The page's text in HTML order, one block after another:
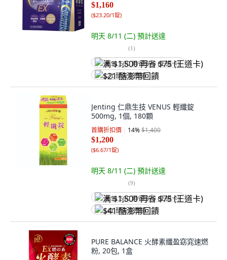
$1,160
($23.20/1錠)
明天 8/11 (二) 預計送達
(1)
满 $1,500 再省 $75 (王道卡)
$21 酷澎幣回饋
Jenting 仁鼎生技 VENUS 輕纖錠
500mg, 1個, 180顆
首購折扣價 14%$1,400
$1,200
($6.67/1錠)
明天 8/11 (二) 預計送達
(9)
满 $1,500 再省 $75 (王道卡)
$41 酷澎幣回饋
PURE BALANCE 火酵素纖盈窈窕速燃
粉, 20包, 1盒